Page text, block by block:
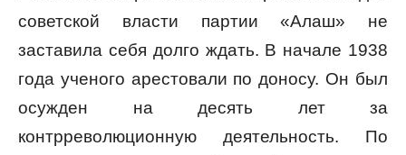
советской власти партии «Алаш» не
заставила себя долго ждать. В начале 1938
года ученого арестовали по доносу. Он был
осужден на десять лет за
контрреволюционную деятельность. По